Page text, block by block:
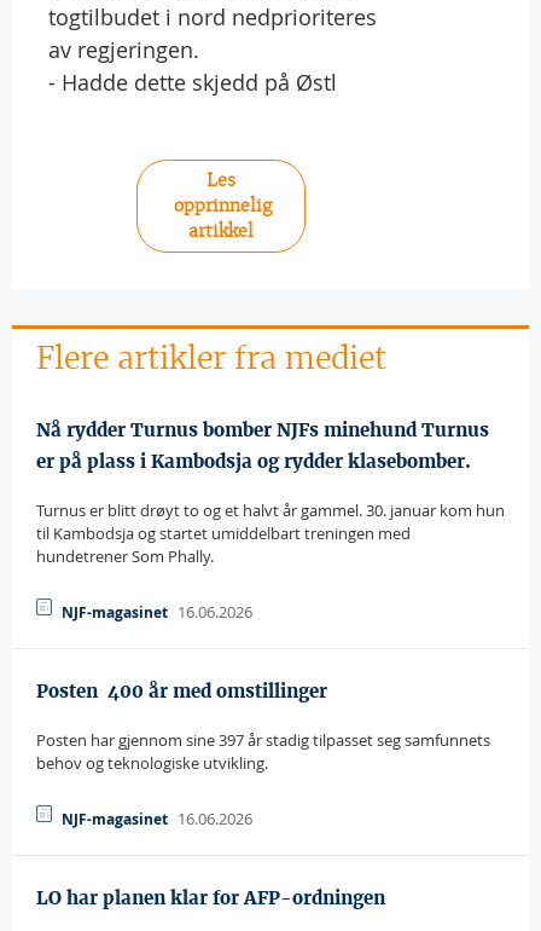
togtilbudet i nord nedprioriteres
av regjeringen.
- Hadde dette skjedd på Østl
Les
opprinnelig
artikkel
Flere artikler fra mediet
Nå rydder Turnus bomber NJFs minehund Turnus
er på plass i Kambodsja og rydder klasebomber.
Turnus er blitt drøyt to og et halvt år gammel. 30. januar kom hun
til Kambodsja og startet umiddelbart treningen med
hundetrener Som Phally.
NJF-magasinet 16.06.2026
Posten  400 år med omstillinger
Posten har gjennom sine 397 år stadig tilpasset seg samfunnets
behov og teknologiske utvikling.
NJF-magasinet 16.06.2026
LO har planen klar for AFP-ordningen